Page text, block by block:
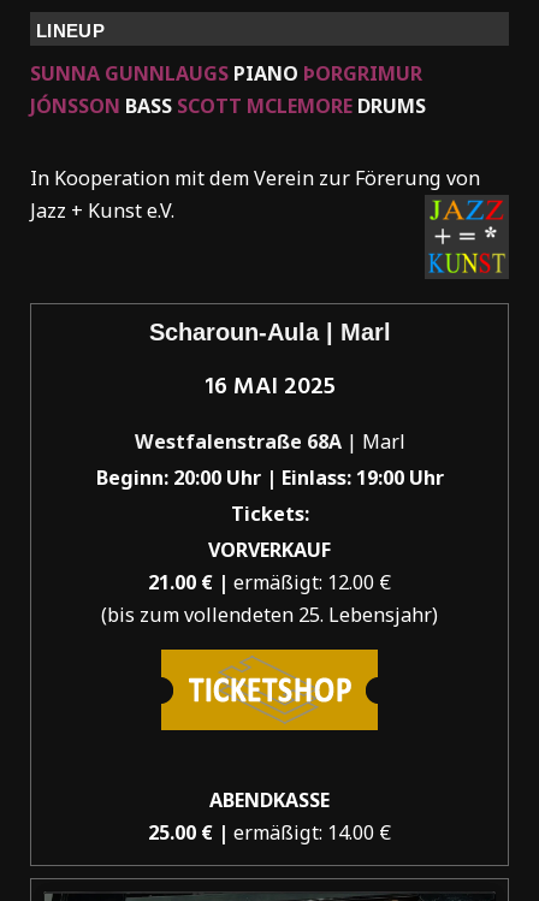
LINEUP
SUNNA GUNNLAUGS PIANO ÞORGRIMUR
JÓNSSON BASS SCOTT MCLEMORE DRUMS
In Kooperation mit dem Verein zur Förerung von
Jazz + Kunst e.V.
Scharoun-Aula | Marl
16 MAI 2025
Westfalenstraße 68A| Marl
Beginn: 20:00 Uhr | Einlass: 19:00 Uhr
Tickets:
VORVERKAUF
21.00 € | ermäßigt: 12.00 €
(bis zum vollendeten 25. Lebensjahr)
ABENDKASSE
25.00 € | ermäßigt: 14.00 €